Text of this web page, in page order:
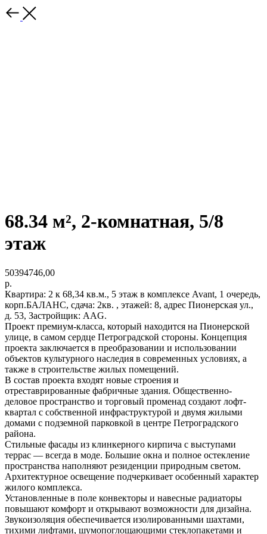
68.34 м², 2-комнатная, 5/8
этаж
50394746,00
р.
Квартира: 2 к 68,34 кв.м., 5 этаж в комплексе Avant, 1 очередь,
корп.БАЛАНС, сдача: 2кв. , этажей: 8, адрес Пионерская ул.,
д. 53, Застройщик: AAG.
Проект премиум-класса, который находится на Пионерской
улице, в самом сердце Петроградской стороны. Концепция
проекта заключается в преобразовании и использовании
объектов культурного наследия в современных условиях, а
также в строительстве жилых помещений.
В состав проекта входят новые строения и
отреставрированные фабричные здания. Общественно-
деловое пространство и торговый променад создают лофт-
квартал с собственной инфраструктурой и двумя жилыми
домами с подземной парковкой в центре Петроградского
района.
Стильные фасады из клинкерного кирпича с выступами
террас — всегда в моде. Большие окна и полное остекление
пространства наполняют резиденции природным светом.
Архитектурное освещение подчеркивает особенный характер
жилого комплекса.
Установленные в поле конвекторы и навесные радиаторы
повышают комфорт и открывают возможности для дизайна.
Звукоизоляция обеспечивается изолированными шахтами,
тихими лифтами, шумопоглощающими стеклопакетами и